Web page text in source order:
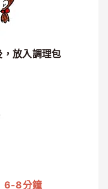
，放入調理包
6-8分鐘